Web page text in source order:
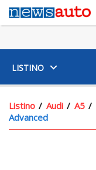
LISTINO
Listino Audi A5
Advanced